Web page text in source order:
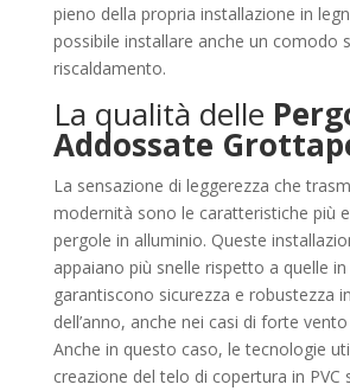
pieno della propria installazione in
possibile installare anche un comodo
riscaldamento.
La qualità delle
Addossate
La sensazione di leggerezza che
modernità sono le caratteristiche più
pergole in alluminio. Queste
appaiano più snelle rispetto a quelle
garantiscono sicurezza e robustezza
dell’anno, anche nei casi di forte
Anche in questo caso, le tecnologie
creazione del telo di copertura in PVC